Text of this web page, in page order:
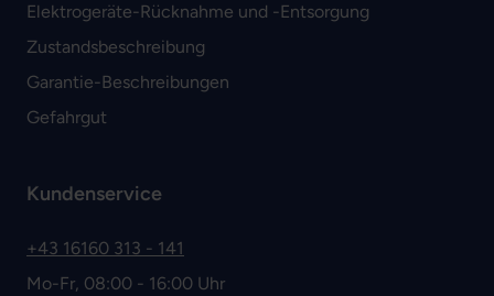
Elektrogeräte-Rücknahme und -Entsorgung
Zustandsbeschreibung
Garantie-Beschreibungen
Gefahrgut
Kundenservice
+43 16160 313 - 141
Mo-Fr, 08:00 - 16:00 Uhr